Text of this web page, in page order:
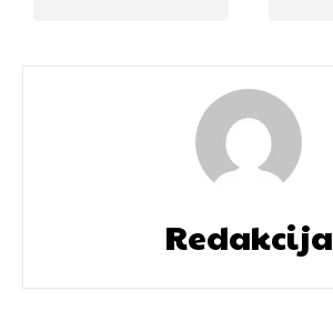
Redakcija